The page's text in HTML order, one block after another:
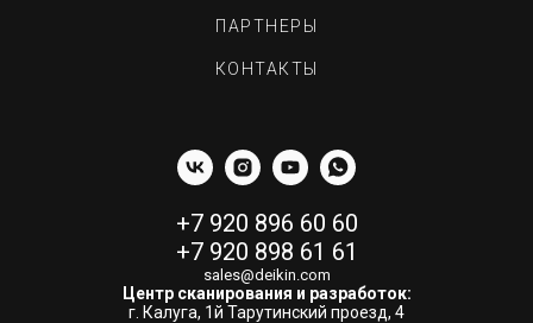
ПАРТНЕРЫ
КОНТАКТЫ
+7 920 896 60 60
+7 920 898 61 61
sales@deikin.com
Центр сканирования и разработок:
г. Калуга, 1й Тарутинский проезд, 4